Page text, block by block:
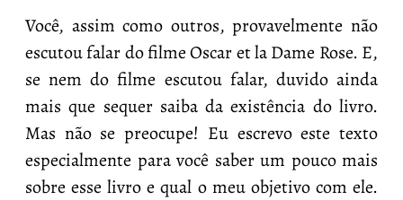
Você, assim como outros, provavelmente não
escutou falar do filme Oscar et la Dame Rose. E,
se nem do filme escutou falar, duvido ainda
mais que sequer saiba da existência do livro.
Mas não se preocupe! Eu escrevo este texto
especialmente para você saber um pouco mais
sobre esse livro e qual o meu objetivo com ele.